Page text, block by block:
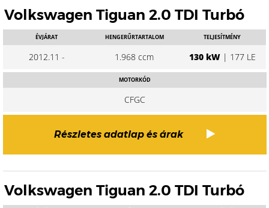
Volkswagen Tiguan 2.0 TDI Turbó
ÉVJÁRAT
2012.11 -
HENGERŰRTARTALOM
1.968 ccm
TELJESÍTMÉNY
130 kW| 177 LE
MOTORKÓD
CFGC
Részletes adatlap és árak
Volkswagen Tiguan 2.0 TDI Turbó